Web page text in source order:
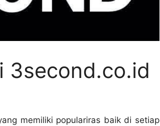
3second.co.id
memiliki populariras baik di setiap